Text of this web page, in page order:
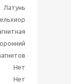
Латунь
Нет
Нет